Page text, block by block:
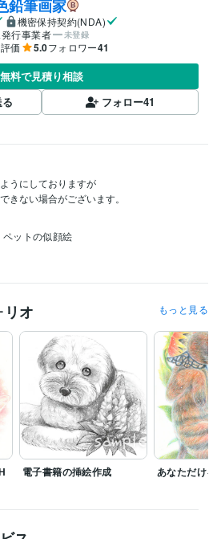
鉛筆画家
機密保持契約(NDA)
行事業者
未登録
評価 5.0フォロワー41
無料で見積り相談
フォロー41
うにしておりますが
きない場合がございます。
ペットの似顔絵
リオ もっと見る
電子書籍の挿絵作成 あなただけを